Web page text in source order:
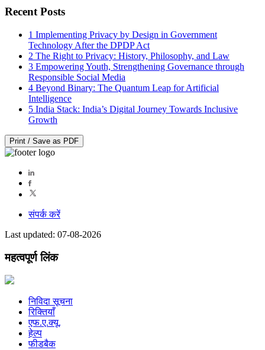
Recent Posts
1 Implementing Privacy by Design in Government
Technology After the DPDP Act
2 The Right to Privacy: History, Philosophy, and Law
3 Empowering Youth, Strengthening Governance through
Responsible Social Media
4 Beyond Binary: The Quantum Leap for Artificial
Intelligence
5 India Stack: India’s Digital Journey Towards Inclusive
Growth
Print / Save as PDF
संपर्क करें
Last updated: 07-08-2026
महत्वपूर्ण लिंक
निविदा सूचना
रिक्तियाँ
एफ.ए.क्यू.
हेल्प
फीडबैक